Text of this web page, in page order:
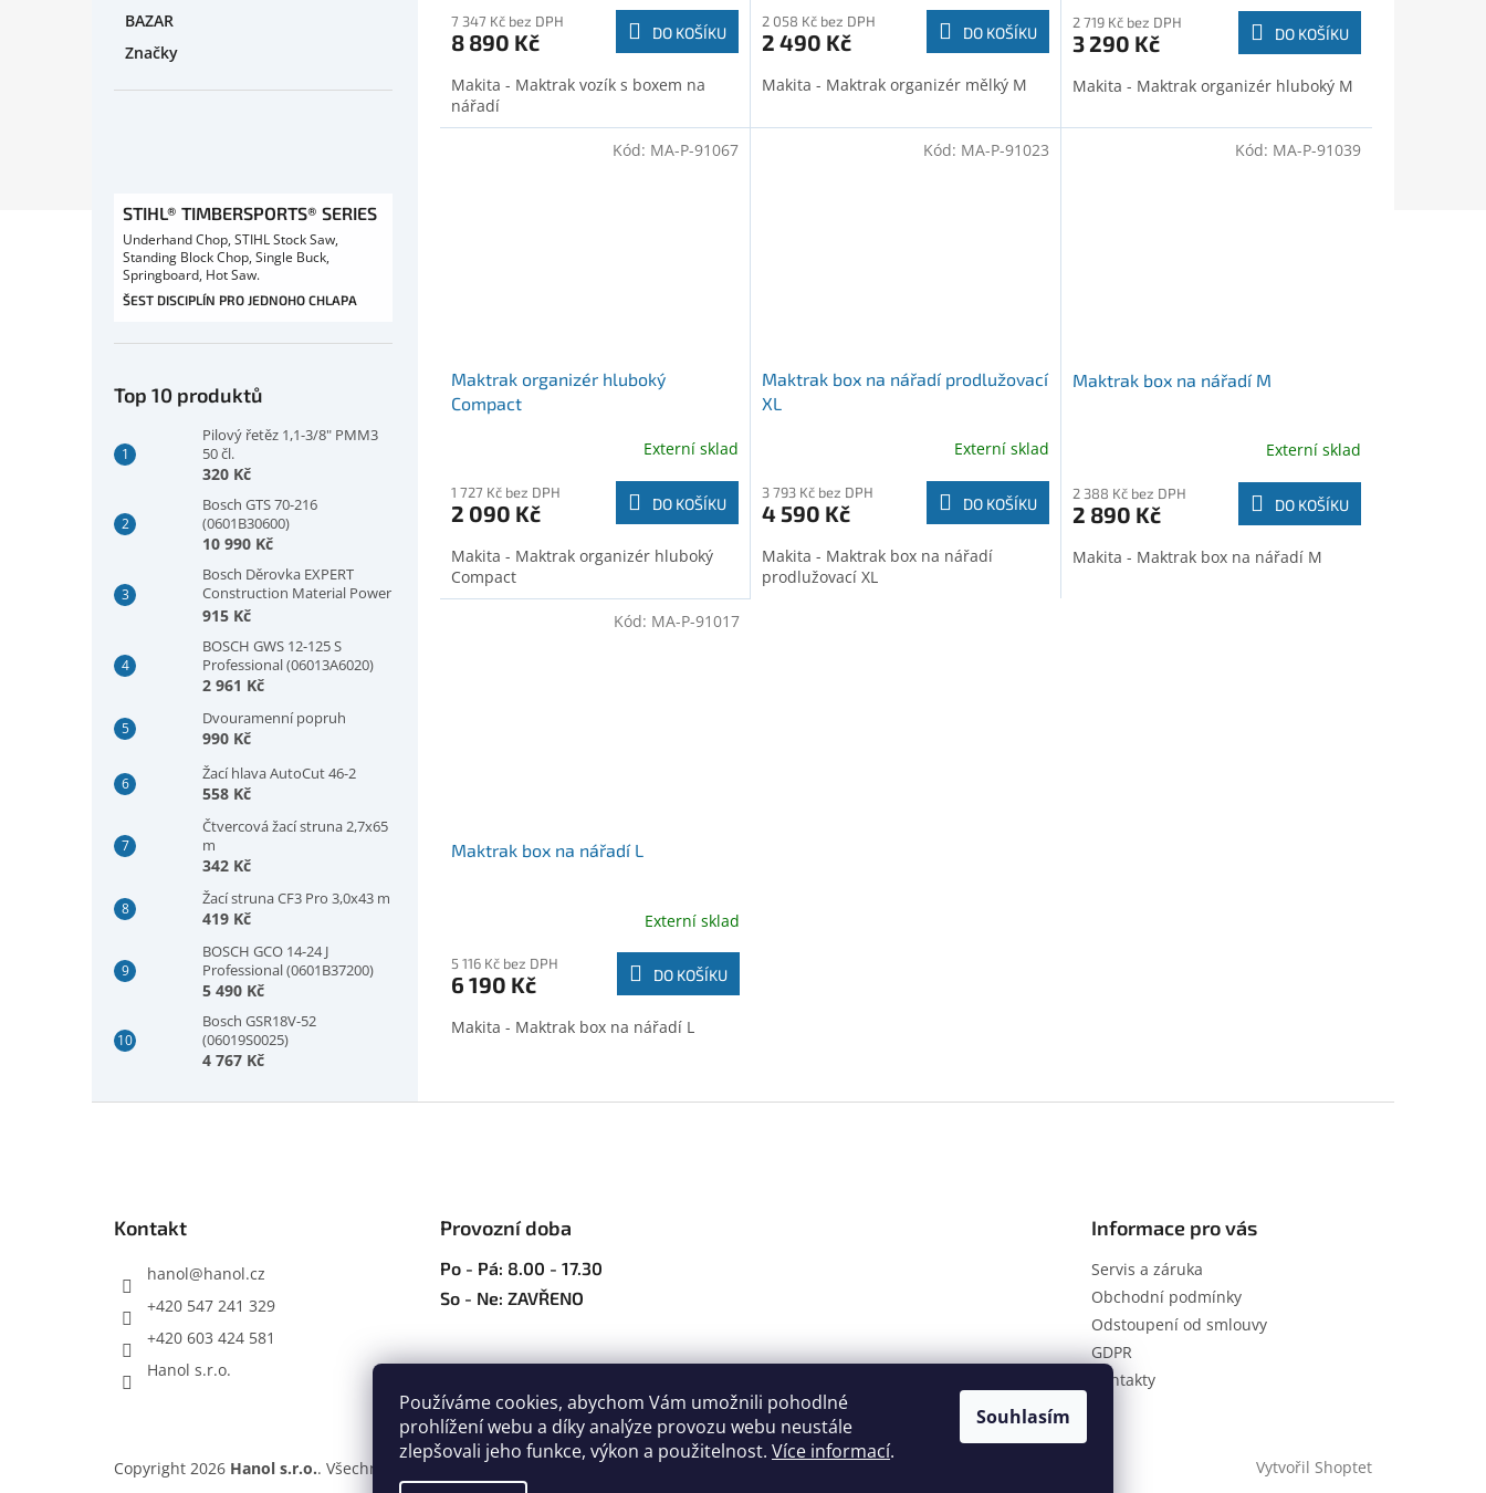
Používáme cookies, abychom Vám umožnili pohodlné
prohlížení webu a díky analýze provozu webu neustále
zlepšovali jeho funkce, výkon a použitelnost. Více informací.
Souhlasím
BAZAR
Značky
STIHL® TIMBERSPORTS® SERIES
Underhand Chop, STIHL Stock Saw,
Standing Block Chop, Single Buck,
Springboard, Hot Saw.
ŠEST DISCIPLÍN PRO JEDNOHO CHLAPA
Top 10 produktů
Pilový řetěz 1,1-3/8" PMM3
50 čl.
320 Kč
Bosch GTS 70-216
(0601B30600)
10 990 Kč
Bosch Děrovka EXPERT
Construction Material Power
Change Plus, 73 × 60 mm
915 Kč
BOSCH GWS 12-125 S
Professional (06013A6020)
2 961 Kč
Dvouramenní popruh
990 Kč
Žací hlava AutoCut 46-2
558 Kč
Čtvercová žací struna 2,7x65
m
342 Kč
Žací struna CF3 Pro 3,0x43 m
419 Kč
BOSCH GCO 14-24 J
Professional (0601B37200)
5 490 Kč
Bosch GSR18V-52
(06019S0025)
4 767 Kč
7 347 Kč bez DPH
8 890 Kč DO KOŠÍKU
Makita - Maktrak vozík s boxem na
nářadí
2 058 Kč bez DPH
2 490 Kč DO KOŠÍKU
Makita - Maktrak organizér mělký M
2 719 Kč bez DPH
3 290 Kč DO KOŠÍKU
Makita - Maktrak organizér hluboký M
Maktrak organizér hluboký
Compact
Externí sklad
1 727 Kč bez DPH
2 090 Kč DO KOŠÍKU
Makita - Maktrak organizér hluboký
Compact
Kód: MA-P-91067
Maktrak box na nářadí prodlužovací
XL
Externí sklad
3 793 Kč bez DPH
4 590 Kč DO KOŠÍKU
Makita - Maktrak box na nářadí
prodlužovací XL
Kód: MA-P-91023
Maktrak box na nářadí M
Externí sklad
2 388 Kč bez DPH
2 890 Kč DO KOŠÍKU
Makita - Maktrak box na nářadí M
Kód: MA-P-91039
Maktrak box na nářadí L
Externí sklad
5 116 Kč bez DPH
6 190 Kč DO KOŠÍKU
Makita - Maktrak box na nářadí L
Kód: MA-P-91017
v
v
ý
Kontakt
hanol@hanol.cz
+420 547 241 329
+420 603 424 581
Hanol s.r.o.
Provozní doba
Po - Pá: 8.00 - 17.30
So - Ne: ZAVŘENO
Informace pro vás
Servis a záruka
Obchodní podmínky
Odstoupení od smlouvy
GDPR
Kontakty
Vytvořil Shoptet
Copyright 2026 Hanol s.r.o.. Všechna práva vyhrazena. Upravit nastavení cookies